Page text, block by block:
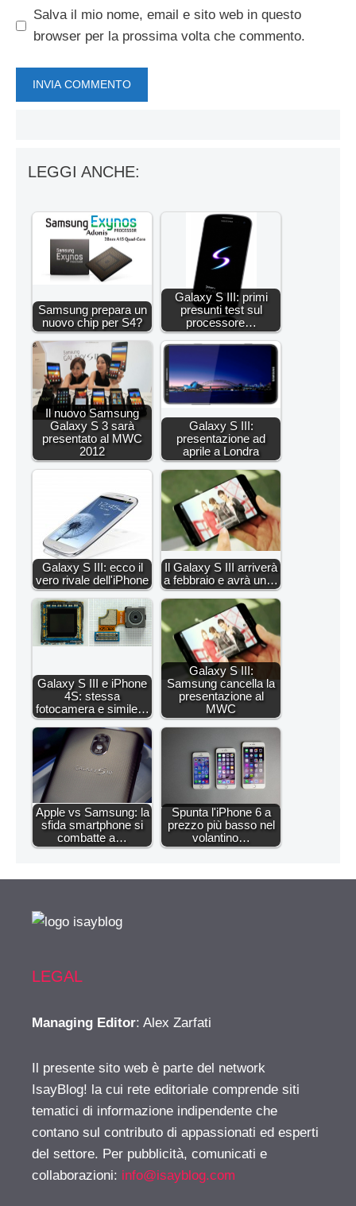
Salva il mio nome, email e sito web in questo
browser per la prossima volta che commento.
LEGGI ANCHE:
Samsung prepara un
nuovo chip per S4?
Galaxy S III: primi
presunti test sul
processore…
Il nuovo Samsung
Galaxy S 3 sarà
presentato al MWC
2012
Galaxy S III:
presentazione ad
aprile a Londra
Galaxy S III: ecco il
vero rivale dell'iPhone
Il Galaxy S III arriverà
a febbraio e avrà un…
Galaxy S III e iPhone
4S: stessa
fotocamera e simile…
Galaxy S III:
Samsung cancella la
presentazione al
MWC
Apple vs Samsung: la
sfida smartphone si
combatte a…
Spunta l'iPhone 6 a
prezzo più basso nel
volantino…
LEGAL
Managing Editor: Alex Zarfati
Il presente sito web è parte del network
IsayBlog! la cui rete editoriale comprende siti
tematici di informazione indipendente che
contano sul contributo di appassionati ed esperti
del settore. Per pubblicità, comunicati e
collaborazioni: info@isayblog.com